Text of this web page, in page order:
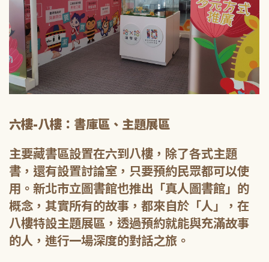
六樓-八樓：書庫區、主題展區
主要藏書區設置在六到八樓，除了各式主題
書，還有設置討論室，只要預約民眾都可以使
用。新北市立圖書館也推出「真人圖書館」的
概念，其實所有的故事，都來自於「人」，在
八樓特設主題展區，透過預約就能與充滿故事
的人，進行一場深度的對話之旅。